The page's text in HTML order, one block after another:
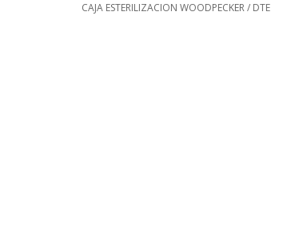
CAJA ESTERILIZACION WOODPECKER / DTE